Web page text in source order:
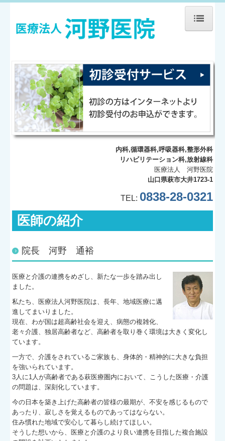
診療案内
初診の方へ
国保人間ドック
交通案内
メディカルホーム絆
内科,循環器科,呼吸器科,整形外科
リハビリテーション科,放射線科
医療法人 河野医院
山口県萩市大井1723-1
TEL: 0838-28-0321
医師の紹介
院長 河野 通裕
医療と介護の連携をめざし、新たな一歩を踏み出し
ました。
私たち、医療法人河野医院は、長年、地域医療に邁
進してまいりました。
現在、わが国は超高齢社会を迎え、病態の複雑化、
老々介護、独居高齢者など、高齢者を取り巻く環境は大きく変化し
ています。
一方で、介護をされているご家族も、身体的・精神的に大きな負担
を強いられています。
3人に1人が高齢者である萩医療圏内において、こうした医療・介護
の問題は、深刻化しています。
今の日本を築き上げた高齢者の皆様の最期が、不安を感じるもので
あったり、寂しさを覚えるものであってはならない。
住み慣れた地域で安心して暮らし続けてほしい。
そうした想いから、医療と介護のより良い連携を目指した複合施設